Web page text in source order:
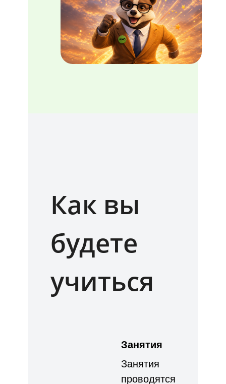
Как вы
будете
учиться
Занятия
Занятия
проводятся